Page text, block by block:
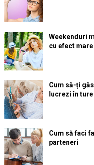
Weekenduri
cu efect mare
Cum să-ți
lucrezi în ture
Cum să faci
parteneri